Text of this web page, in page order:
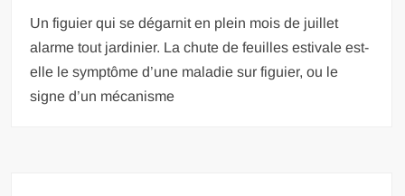
Un figuier qui se dégarnit en plein mois de juillet
alarme tout jardinier. La chute de feuilles estivale est-
elle le symptôme d’une maladie sur figuier, ou le
signe d’un mécanisme